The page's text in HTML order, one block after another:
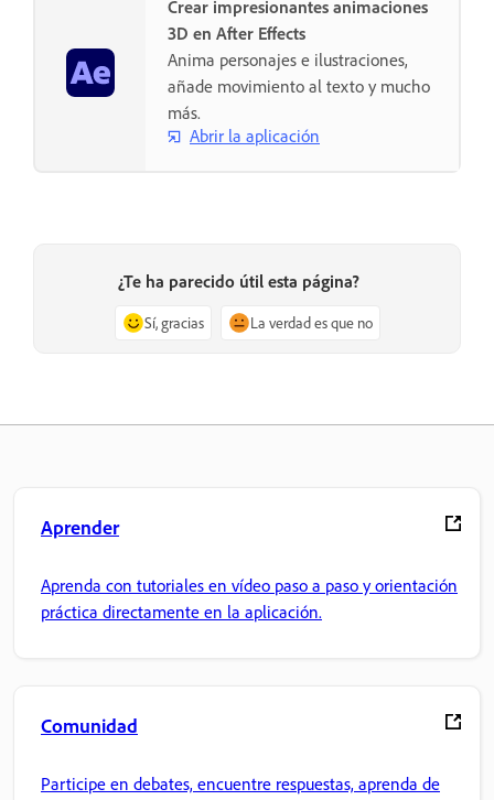
Crear impresionantes animaciones
3D en After Effects
Anima personajes e ilustraciones,
añade movimiento al texto y mucho
más.
Abrir la aplicación
¿Te ha parecido útil esta página?
Sí, gracias La verdad es que no
Aprender
Aprenda con tutoriales en vídeo paso a paso y orientación
práctica directamente en la aplicación.
Comunidad
Participe en debates, encuentre respuestas, aprenda de